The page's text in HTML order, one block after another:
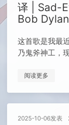
译 | Sad-
Bob Dylan
这首歌是我最
乃鬼斧神工，
阅读更多
2025-10-06发表